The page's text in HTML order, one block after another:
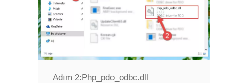
Adım 2: Php_pdo_odbc.dll